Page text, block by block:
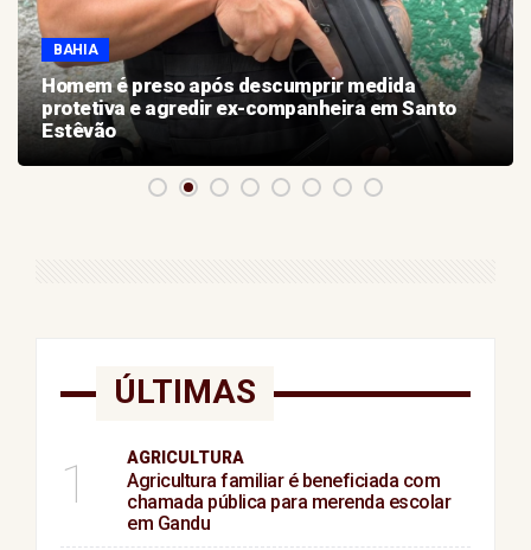
BAHIA
Homem é preso após descumprir medida
protetiva e agredir ex-companheira em Santo
Estêvão
ÚLTIMAS
1 AGRICULTURA
Agricultura familiar é beneficiada com
chamada pública para merenda escolar
em Gandu